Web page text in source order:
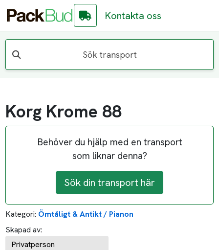
Kontakta oss
Sök transport
Korg Krome 88
Behöver du hjälp med en transport
som liknar denna?
Sök din transport här
Kategori: Ömtåligt & Antikt / Pianon
Skapad av:
Privatperson